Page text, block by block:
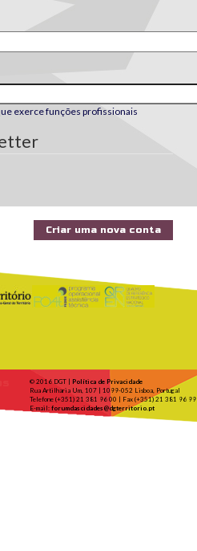
exerce funções profissionais
© 2016 DGT | Política de Privacidade
Rua Artilharia Um, 107 | 1099-052 Lisboa, Portugal
Telefone (+351) 21 381 96 00 | Fax (+351) 21 381 96 99
E-mail: forumdascidades@dgterritorio.pt